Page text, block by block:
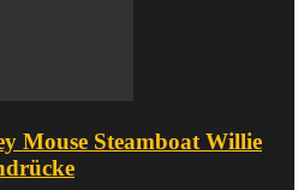
Mouse Steamboat Willie